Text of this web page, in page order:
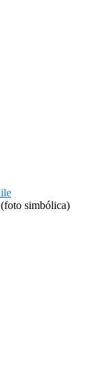
(foto simbólica)